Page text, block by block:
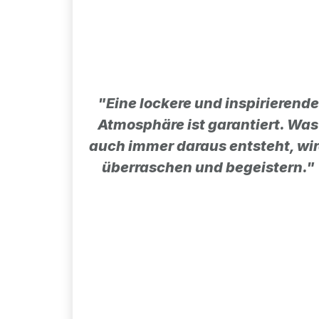
"Eine lockere und inspirierende
Atmosphäre ist garantiert. Was
auch immer daraus entsteht,
überraschen und begeistern."